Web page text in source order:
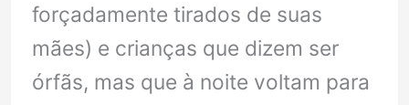
forçadamente tirados de suas
mães) e crianças que dizem ser
órfãs, mas que à noite voltam para